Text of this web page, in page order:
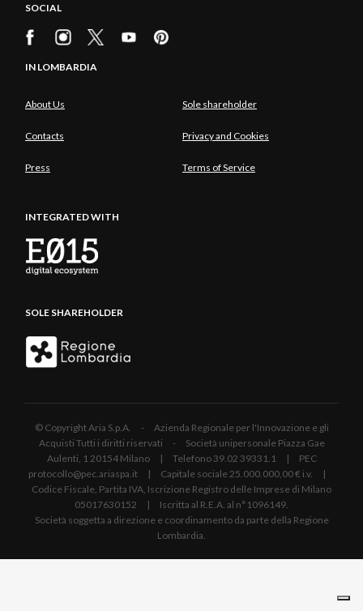
SOCIAL
IN LOMBARDIA
About Us Sole shareholder
Contacts Privacy and Cookies
Press Terms of Service
INTEGRATED WITH
SOLE SHAREHOLDER
© Copyright Aria S.p.A. - Azienda Regionale per l'Innovazione e gli
Acquisti Tutti i diritti riservati - Società unipersonale Piazza Gae
Aulenti, 1 20154 Milano | Telefono 39.02 39331.1 | PEC
protocollo@pec.ariaspa.it | Capitale sociale 25.000.000,00 € i.v. |
Codice Fiscale, Partita IVA, Iscrizione Registro delle Imprese di Milano
05017630152 | Iscritta al R.E.A. al n°1096149.
Società soggetta a direzione e coordinamento da parte della Regione
Lombardia.